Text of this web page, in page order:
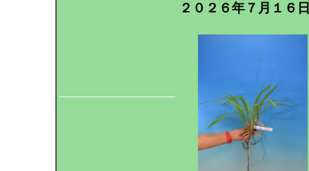
２０２６年７月１６